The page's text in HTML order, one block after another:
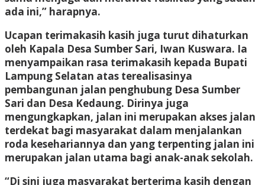
ada ini,” harapnya.
Ucapan terimakasih kasih juga turut dihaturkan
oleh Kapala Desa Sumber Sari, Iwan Kuswara. Ia
menyampaikan rasa terimakasih kepada Bupati
Lampung Selatan atas terealisasinya
pembangunan jalan penghubung Desa Sumber
Sari dan Desa Kedaung. Dirinya juga
mengungkapkan, jalan ini merupakan akses jalan
terdekat bagi masyarakat dalam menjalankan
roda kesehariannya dan yang terpenting jalan ini
merupakan jalan utama bagi anak-anak sekolah.
“Di sini juga masyarakat berterima kasih dengan